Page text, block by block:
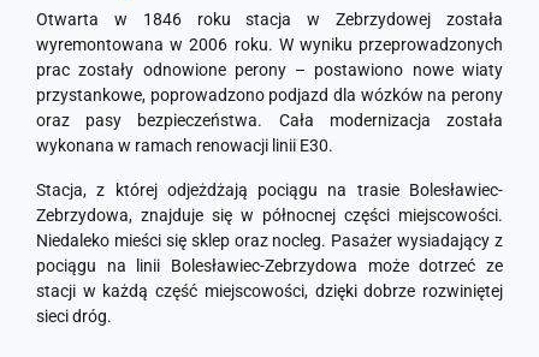
Otwarta w 1846 roku stacja w Zebrzydowej została
wyremontowana w 2006 roku. W wyniku przeprowadzonych
prac zostały odnowione perony – postawiono nowe wiaty
przystankowe, poprowadzono podjazd dla wózków na perony
oraz pasy bezpieczeństwa. Cała modernizacja została
wykonana w ramach renowacji linii E30.
Stacja, z której odjeżdżają pociągu na trasie Bolesławiec-
Zebrzydowa, znajduje się w północnej części miejscowości.
Niedaleko mieści się sklep oraz nocleg. Pasażer wysiadający z
pociągu na linii Bolesławiec-Zebrzydowa może dotrzeć ze
stacji w każdą część miejscowości, dzięki dobrze rozwiniętej
sieci dróg.